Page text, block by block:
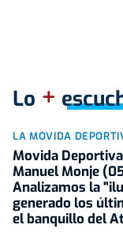
Lo +
LA MOVIDA
Movida
Manuel Monje
Analizamos la
generado los
el banquillo del